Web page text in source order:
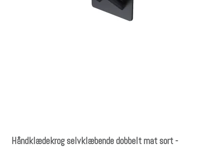
Håndklædekrog selvklæbende dobbelt mat sort -